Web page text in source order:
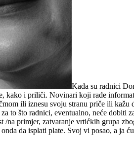
Kada su radnici
kako i priliči. Novinari koji rade
ili iznesu svoju stranu priče ili
to što radnici, eventualno, neće
na primjer, zatvaranje vrtićkih grupa
da isplati plate. Svoj vi posao, a ja